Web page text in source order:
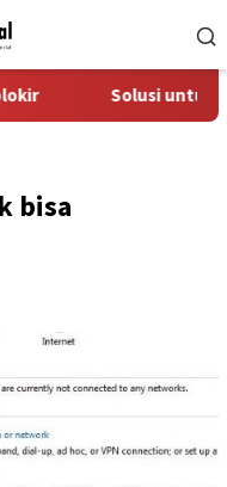
Solusi untuk
bisa